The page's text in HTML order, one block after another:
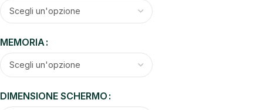
MEMORIA
DIMENSIONE SCHERMO